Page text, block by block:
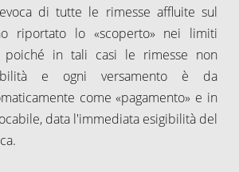
di tutte le rimesse affluite sul
riportato lo «scoperto» nei limiti
poiché in tali casi le rimesse non
e ogni versamento è da
come «pagamento» e in
data l'immediata esigibilità del